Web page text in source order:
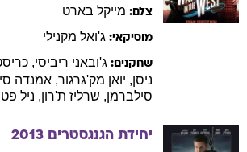
צלם: מייקל בארט
מוסיקאי: ג'ואל מקנילי
שחקנים: ג'ובאני ריביסי,
ניסן, יואן מק'גרגור, אמנדה
סילברמן, שרליז ת'רון, ניל
יחידת הגנגסטרים 2013